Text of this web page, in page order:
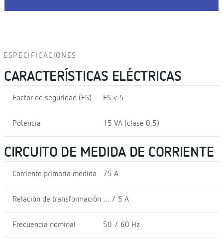
ESPECIFICACIONES
CARACTERÍSTICAS ELÉCTRICAS
Factor de seguridad (FS) FS < 5
Potencia 15 VA (clase 0,5)
CIRCUITO DE MEDIDA DE CORRIENTE
Corriente primaria medida 75 A
Relación de transformación … / 5 A
Frecuencia nominal 50 / 60 Hz